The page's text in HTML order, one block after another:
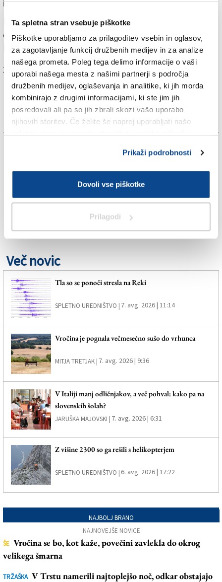
Ta spletna stran vsebuje piškotke
Piškotke uporabljamo za prilagoditev vsebin in oglasov,
za zagotavljanje funkcij družbenih medijev in za analize
našega prometa. Poleg tega delimo informacije o vaši
uporabi našega mesta z našimi partnerji s področja
družbenih medijev, oglaševanja in analitike, ki jih morda
kombinirajo z drugimi informacijami, ki ste jim jih
posredovali ali pa so jih zbrali skozi vašo uporabo
njihovih storitev. Če želite še naprej uporabljati našo
Prikaži podrobnosti
Dovoli vse piškotke
Prilagodi
in Hajdina.
Policisti bodo po zbranih obvestilih podali kazensko
ovadbo na okrožno državno tožilstvo, so še navedli v
PU Maribor.
Za branje in pisanje komentarjevje potrebna prijava
KRONIKA
MARIBOR
STA
Več novic
Tla so se ponoči stresla na Reki
SPLETNO UREDNIŠTVO | 7. avg. 2026 | 11:14
Vročina je pognala večmesečno sušo do vrhunca
MITJA TRETJAK | 7. avg. 2026 | 9:36
V Italiji manj odličnjakov, a več pohval: kako pa na
slovenskih šolah?
JARUŠKA MAJOVSKI | 7. avg. 2026 | 6:31
Z višine 2300 so ga rešili s helikopterjem
SPLETNO UREDNIŠTVO | 6. avg. 2026 | 17:22
NAJBOLJ BRANO
NAJNOVEJŠE NOVICE
ŠE Vročina se bo, kot kaže, povečini zavlekla do okrog
velikega šmarna
TRŽAŠKA V Trstu namerili najtoplejšo noč, odkar obstajajo